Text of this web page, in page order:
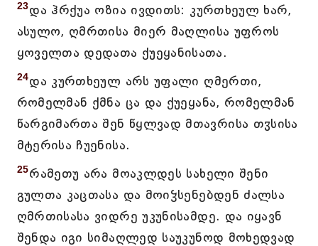
23და ჰრქუა ოზია ივდითს: კურთხეულ ხარ,
ასულო, ღმრთისა მიერ მაღლისა უფროს
ყოველთა დედათა ქუეყანისათა.
24და კურთხეულ არს უფალი ღმერთი,
რომელმან ქმნა ცა და ქუეყანა, რომელმან
წარგიმართა შენ წყლვად მთავრისა თჳსისა
მტერისა ჩუენისა.
25რამეთუ არა მოაკლდეს სახელი შენი
გულთა კაცთასა და მოიჴსენებდენ ძალსა
ღმრთისასა ვიდრე უკუნისამდე. და იყავნ
შენდა იგი სიმაღლედ საუკუნოდ მოხედვად